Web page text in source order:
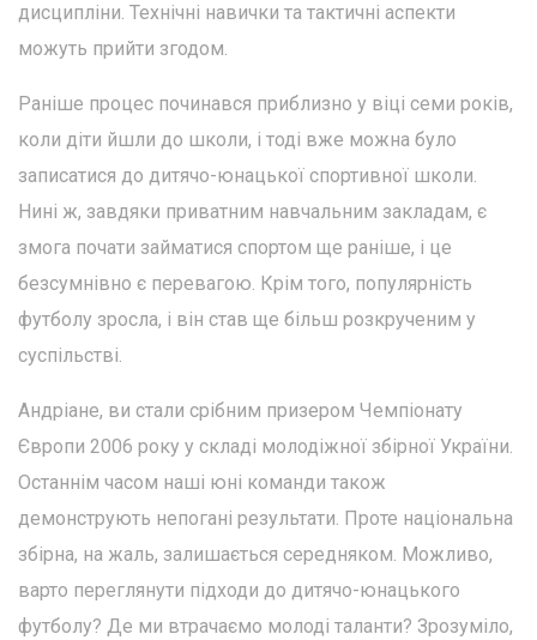
дисципліни. Технічні навички та тактичні аспекти
можуть прийти згодом.
Раніше процес починався приблизно у віці семи років,
коли діти йшли до школи, і тоді вже можна було
записатися до дитячо-юнацької спортивної школи.
Нині ж, завдяки приватним навчальним закладам, є
змога почати займатися спортом ще раніше, і це
безсумнівно є перевагою. Крім того, популярність
футболу зросла, і він став ще більш розкрученим у
суспільстві.
Андріане, ви стали срібним призером Чемпіонату
Європи 2006 року у складі молодіжної збірної України.
Останнім часом наші юні команди також
демонструють непогані результати. Проте національна
збірна, на жаль, залишається середняком. Можливо,
варто переглянути підходи до дитячо-юнацького
футболу? Де ми втрачаємо молоді таланти? Зрозуміло,